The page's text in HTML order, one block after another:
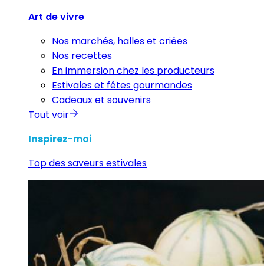
Art de vivre
Nos marchés, halles et criées
Nos recettes
En immersion chez les producteurs
Estivales et fêtes gourmandes
Cadeaux et souvenirs
Tout voir
Inspirez-moi
Top des saveurs estivales